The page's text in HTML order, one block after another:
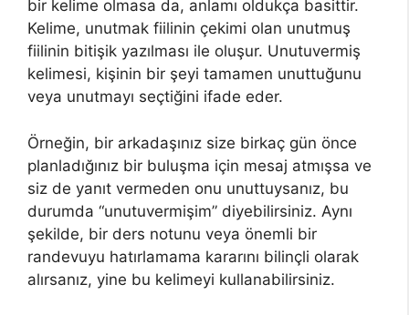
bir kelime olmasa da, anlamı oldukça basittir.
Kelime, unutmak fiilinin çekimi olan unutmuş
fiilinin bitişik yazılması ile oluşur. Unutuvermiş
kelimesi, kişinin bir şeyi tamamen unuttuğunu
veya unutmayı seçtiğini ifade eder.
Örneğin, bir arkadaşınız size birkaç gün önce
planladığınız bir buluşma için mesaj atmışsa ve
siz de yanıt vermeden onu unuttuysanız, bu
durumda “unutuvermişim” diyebilirsiniz. Aynı
şekilde, bir ders notunu veya önemli bir
randevuyu hatırlamama kararını bilinçli olarak
alırsanız, yine bu kelimeyi kullanabilirsiniz.